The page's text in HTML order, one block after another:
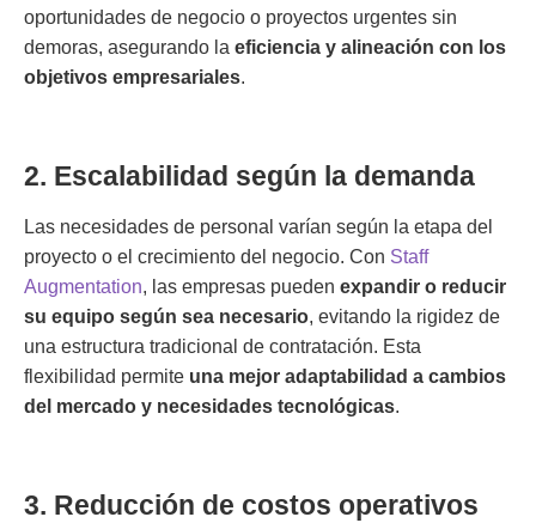
oportunidades de negocio o proyectos urgentes sin
demoras, asegurando la eficiencia y alineación con los
objetivos empresariales.
2. Escalabilidad según la demanda
Las necesidades de personal varían según la etapa del
proyecto o el crecimiento del negocio. Con Staff
Augmentation, las empresas pueden expandir o reducir
su equipo según sea necesario, evitando la rigidez de
una estructura tradicional de contratación. Esta
flexibilidad permite una mejor adaptabilidad a cambios
del mercado y necesidades tecnológicas.
3. Reducción de costos operativos